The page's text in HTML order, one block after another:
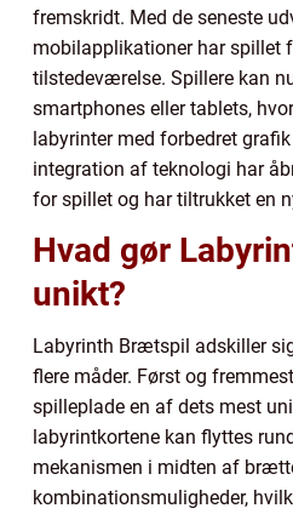
fremskridt. Med de seneste
mobilapplikationer har spillet
tilstedeværelse. Spillere kan
smartphones eller tablets,
labyrinter med forbedret
integration af teknologi har
for spillet og har tiltrukket en
Hvad gør
unikt?
Labyrinth Brætspil adskiller
flere måder. Først og
spilleplade en af dets mest
labyrintkortene kan flyttes
mekanismen i midten af
kombinationsmuligheder,